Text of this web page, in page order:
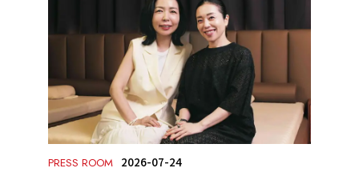
PRESS ROOM 2026-07-24